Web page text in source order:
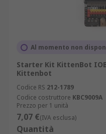
Al momento non
Starter Kit KittenBot
Kittenbot
Codice RS 212-1789
Codice costruttore KBC9009A
Prezzo per 1 unità
7,07 €(IVA esclusa)
Quantità